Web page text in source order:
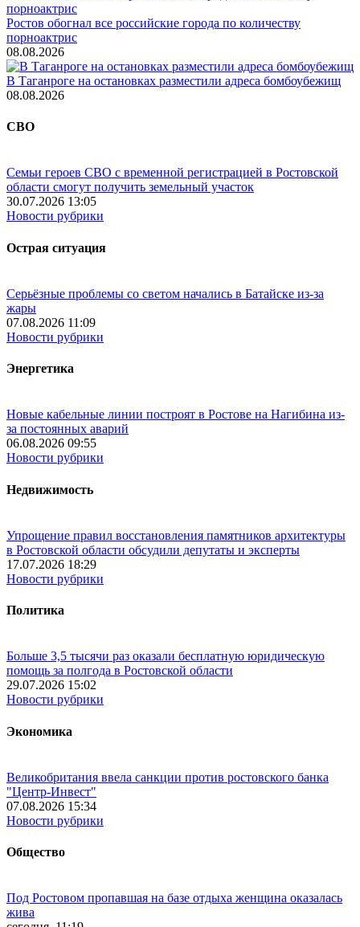
Ростов обогнал все российские города по количеству
порноактрис
08.08.2026
В Таганроге на остановках разместили адреса бомбоубежищ
08.08.2026
СВО
Семьи героев СВО с временной регистрацией в Ростовской
области смогут получить земельный участок
30.07.2026 13:05
Новости рубрики
Острая ситуация
Серьёзные проблемы со светом начались в Батайске из-за
жары
07.08.2026 11:09
Новости рубрики
Энергетика
Новые кабельные линии построят в Ростове на Нагибина из-
за постоянных аварий
06.08.2026 09:55
Новости рубрики
Недвижимость
Упрощение правил восстановления памятников архитектуры
в Ростовской области обсудили депутаты и эксперты
17.07.2026 18:29
Новости рубрики
Политика
Больше 3,5 тысячи раз оказали бесплатную юридическую
помощь за полгода в Ростовской области
29.07.2026 15:02
Новости рубрики
Экономика
Великобритания ввела санкции против ростовского банка
"Центр-Инвест"
07.08.2026 15:34
Новости рубрики
Общество
Под Ростовом пропавшая на базе отдыха женщина оказалась
жива